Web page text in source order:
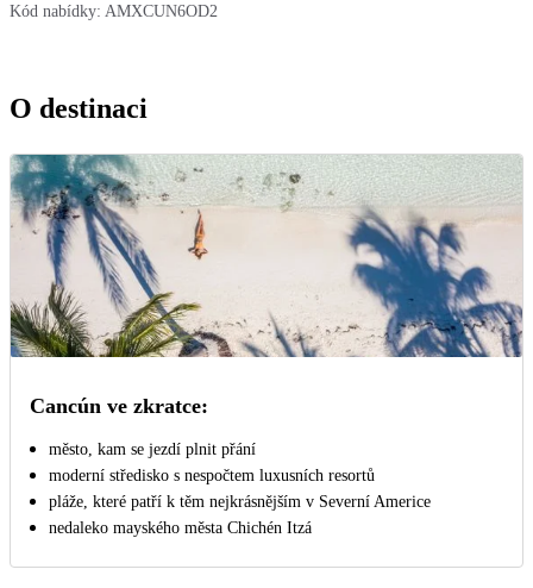
Kód nabídky: AMXCUN6OD2
O destinaci
Cancún ve zkratce:
město, kam se jezdí plnit přání
moderní středisko s nespočtem luxusních resortů
pláže, které patří k těm nejkrásnějším v Severní Americe
nedaleko mayského města Chichén Itzá